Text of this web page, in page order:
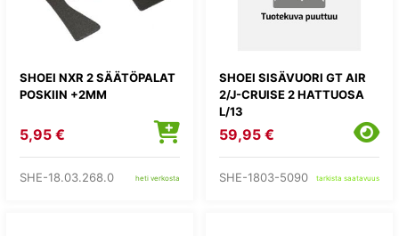
SHOEI NXR 2 SÄÄTÖPALAT
POSKIIN +2MM
5,95 €
SHE-18.03.268.0 heti verkosta
SHOEI SISÄVUORI GT AIR
2/J-CRUISE 2 HATTUOSA
L/13
59,95 €
SHE-1803-5090 tarkista saatavuus